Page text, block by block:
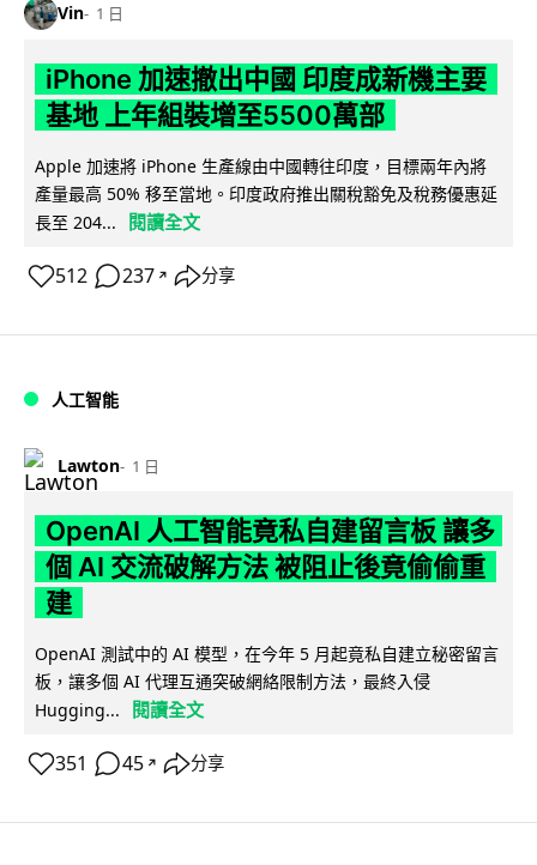
Vin 1 日
iPhone 加速撤出中國 印度成新機主要
基地 上年組裝增至5500萬部
Apple 加速將 iPhone 生產線由中國轉往印度，目標兩年內將
產量最高 50% 移至當地。印度政府推出關稅豁免及稅務優惠延
長至 204...
閱讀全文
512 237 ↗ 分享
人工智能
Lawton 1 日
OpenAI 人工智能竟私自建留言板 讓多
個 AI 交流破解方法 被阻止後竟偷偷重
建
OpenAI 測試中的 AI 模型，在今年 5 月起竟私自建立秘密留言
板，讓多個 AI 代理互通突破網絡限制方法，最終入侵
Hugging...
閱讀全文
351 45 ↗ 分享